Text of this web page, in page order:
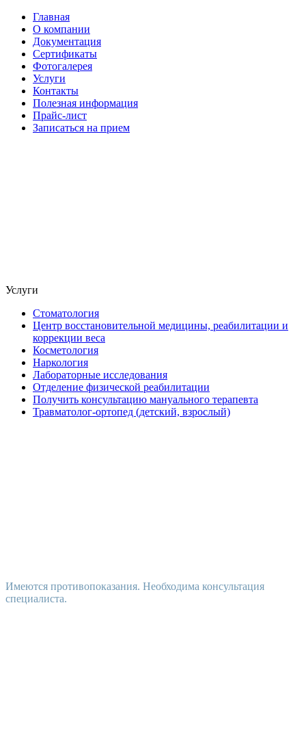
Главная
О компании
Документация
Сертификаты
Фотогалерея
Услуги
Контакты
Полезная информация
Прайс-лист
Записаться на прием
Услуги
Стоматология
Центр восстановительной медицины, реабилитации и
коррекции веса
Косметология
Наркология
Лабораторные исследования
Отделение физической реабилитации
Получить консультацию мануального терапевта
Травматолог-ортопед (детский, взрослый)
Имеются противопоказания. Необходима консультация
специалиста.